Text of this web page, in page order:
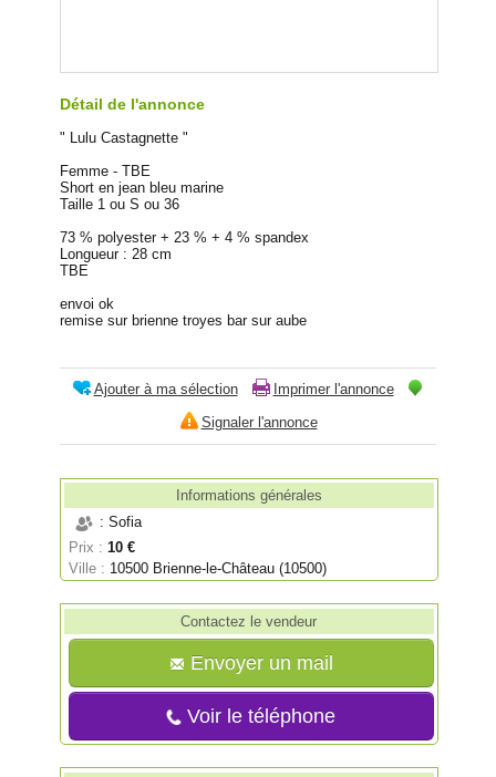
Détail de l'annonce
" Lulu Castagnette "
Femme - TBE
Short en jean bleu marine
Taille 1 ou S ou 36
73 % polyester + 23 % + 4 % spandex
Longueur : 28 cm
TBE
envoi ok
remise sur brienne troyes bar sur aube
Ajouter à ma sélection
Imprimer l'annonce
Signaler l'annonce
Informations générales
: Sofia
Prix : 10 €
Ville : 10500 Brienne-le-Château (10500)
Contactez le vendeur
Envoyer un mail
Voir le téléphone